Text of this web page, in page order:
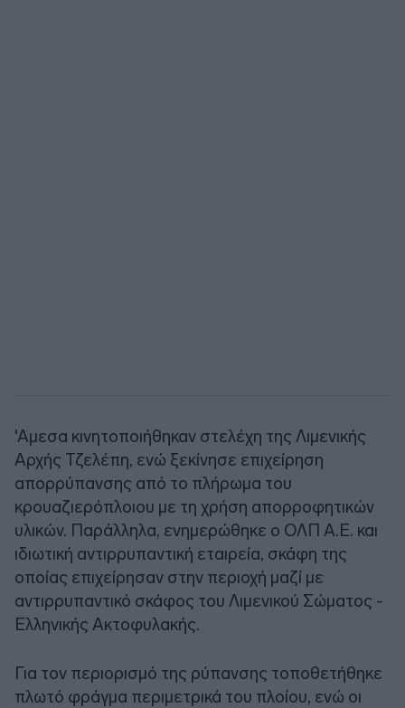
'Αμεσα κινητοποιήθηκαν στελέχη της Λιμενικής
Αρχής Τζελέπη, ενώ ξεκίνησε επιχείρηση
απορρύπανσης από το πλήρωμα του
κρουαζιερόπλοιου με τη χρήση απορροφητικών
υλικών. Παράλληλα, ενημερώθηκε ο ΟΛΠ Α.Ε. και
ιδιωτική αντιρρυπαντική εταιρεία, σκάφη της
οποίας επιχείρησαν στην περιοχή μαζί με
αντιρρυπαντικό σκάφος του Λιμενικού Σώματος -
Ελληνικής Ακτοφυλακής.
Για τον περιορισμό της ρύπανσης τοποθετήθηκε
πλωτό φράγμα περιμετρικά του πλοίου, ενώ οι